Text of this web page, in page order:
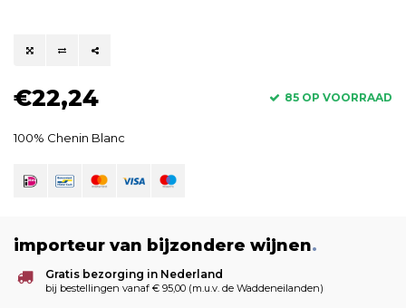
€22,24 85 OP VOORRAAD
100% Chenin Blanc
importeur van bijzondere wijnen.
Gratis bezorging in Nederland
bij bestellingen vanaf € 95,00 (m.u.v. de Waddeneilanden)